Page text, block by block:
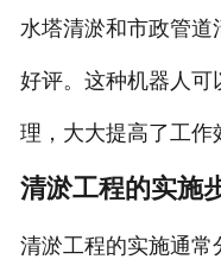
水塔清淤和市政管道
好评。这种机器人可
理，大大提高了工作
清淤工程的实施
清淤工程的实施通常